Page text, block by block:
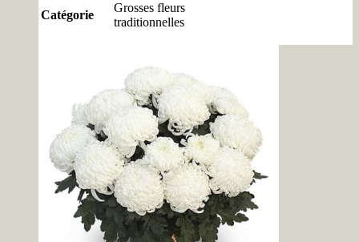
Catégorie
Grosses fleurs
traditionnelles